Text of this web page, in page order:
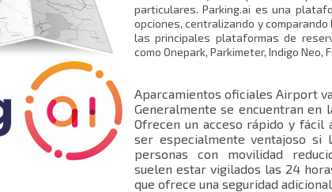
particulares. Parking.ai es una
opciones, centralizando y
las principales plataformas de
como Onepark, Parkimeter, Indigo Neo,
Aparcamientos oficiales Airport
Generalmente se encuentran en
Ofrecen un acceso rápido y fácil
ser especialmente ventajoso si
personas con movilidad
suelen estar vigilados las 24
que ofrece una seguridad